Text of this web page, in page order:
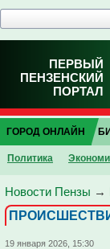
ПЕРВЫЙ
ПЕНЗЕНСКИЙ
ПОРТАЛ
ГОРОД ОНЛАЙН
Политика
Новости Пензы →
19 января 2026, 15:30